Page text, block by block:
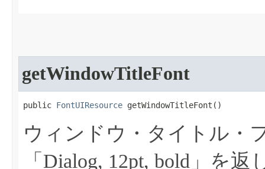
getWindowTitleFont
public FontUIResource getWindowTitleFont​()
ウィンドウ・タイトル・
「Dialog, 12pt, bold」を返